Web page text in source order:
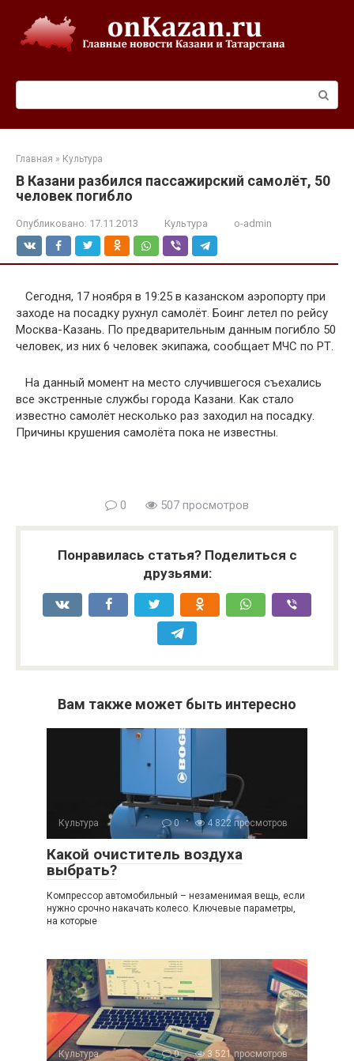
контенту
Главная » Культура
В Казани разбился пассажирский самолёт, 50
человек погибло
Опубликовано: 17.11.2013 Культура o-admin
Сегодня, 17 ноября в 19:25 в казанском аэропорту при
заходе на посадку рухнул самолёт. Боинг летел по рейсу
Москва-Казань. По предварительным данным погибло 50
человек, из них 6 человек экипажа, сообщает МЧС по РТ.
На данный момент на место случившегося съехались
все экстренные службы города Казани. Как стало
известно самолёт несколько раз заходил на посадку.
Причины крушения самолёта пока не известны.
0 507 просмотров
Понравилась статья? Поделиться с
друзьями:
Вам также может быть интересно
Культура 0 4 822 просмотров
Какой очиститель воздуха
выбрать?
Компрессор автомобильный – незаменимая вещь, если
нужно срочно накачать колесо. Ключевые параметры,
на которые
Культура 0 3 521 просмотров